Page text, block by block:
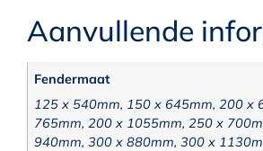
Aanvullende
Fendermaat
125 x 540mm, 150 x 645mm, 200 x
765mm, 200 x 1055mm, 250 x
940mm, 300 x 880mm, 300 x